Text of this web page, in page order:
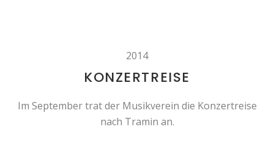
2014
KONZERTREISE
Im September trat der Musikverein die Konzertreise
nach Tramin an.